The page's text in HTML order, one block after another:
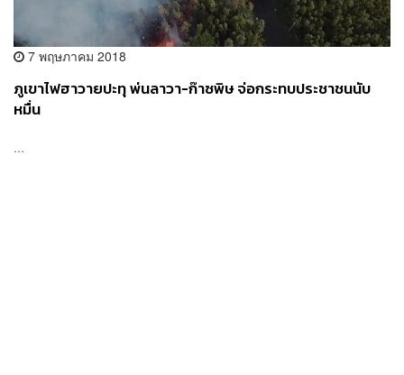
7 พฤษภาคม 2018
ภูเขาไฟฮาวายปะทุ พ่นลาวา-ก๊าซพิษ จ่อกระทบประชาชนนับ
หมื่น
...